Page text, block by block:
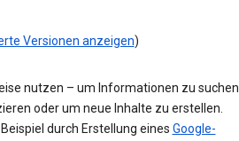
Versionen anzeigen)
nutzen – um Informationen zu suchen
oder um neue Inhalte zu erstellen.
durch Erstellung eines Google-